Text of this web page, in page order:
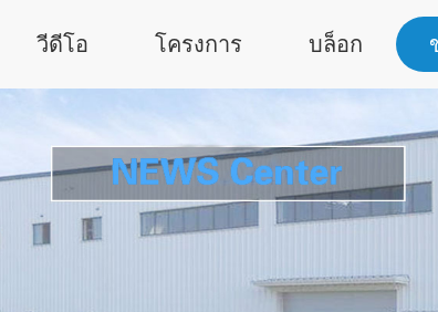
วีดีโอ โครงการ บล็อก